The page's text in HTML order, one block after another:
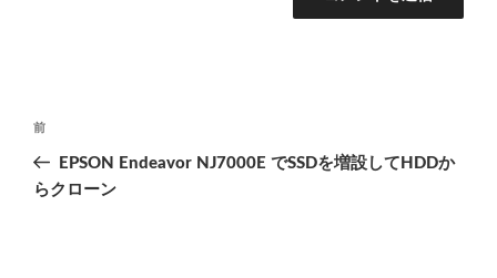
投
ナ
前
の
投
前
EPSON Endeavor NJ7000E でSSDを増設してHDDか
らクローン